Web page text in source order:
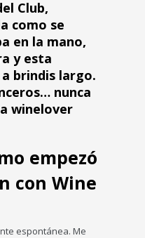
Club,
como se
en la mano,
y esta
brindis largo.
nunca
winelover
empezó
con Wine
espontánea. Me